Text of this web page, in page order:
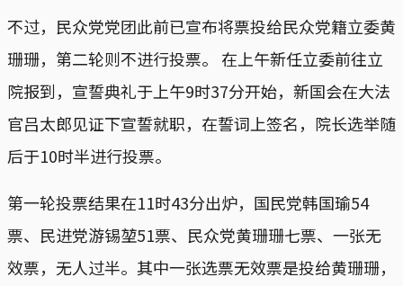
不过，民众党党团此前已宣布将票投给民众党籍立委黄
珊珊，第二轮则不进行投票。 在上午新任立委前往立
院报到，宣誓典礼于上午9时37分开始，新国会在大法
官吕太郎见证下宣誓就职，在誓词上签名，院长选举随
后于10时半进行投票。
第一轮投票结果在11时43分出炉，国民党韩国瑜54
票、民进党游锡堃51票、民众党黄珊珊七票、一张无
效票，无人过半。其中一张选票无效票是投给黄珊珊，